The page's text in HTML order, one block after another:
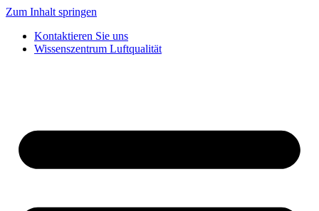
Zum Inhalt springen
Kontaktieren Sie uns
Wissenszentrum Luftqualität